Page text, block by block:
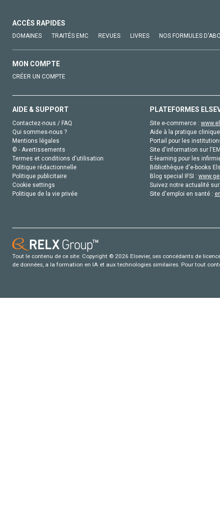
ACCÈS RAPIDES
DOMAINES TRAITÉS EMC REVUES LIVRES NOS FORMULES
MON COMPTE
CRÉER UN COMPTE
AIDE & SUPPORT
Contactez-nous / FAQ
Qui sommes-nous ?
Mentions légales
© - Avertissements
Termes et conditions d'utilisation
Politique rédactionnelle
Politique publicitaire
Cookie settings
Politique de la vie privée
PLATEFORMES
Site e-commerce :
Aide à la pratique
Portail pour les
Site d'information sur
E-learning pour les
Bibliothèque d'e-books
Blog special IFSI :
Suivez notre actualité
Site d'emploi en santé :
Tout le contenu de ce site: Copyright © 2026 Elsevier, ses concédants de
de données, a la formation en IA et aux technologies similaires. Pour tout